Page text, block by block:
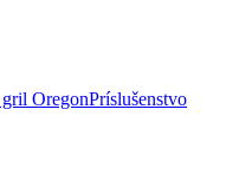
OregonPríslušenstvo